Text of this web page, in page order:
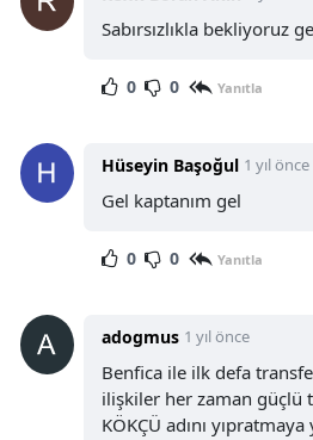
Sabırsızlıkla bekliyoruz
0 0 Yanıtla
Hüseyin Başoğul 1 yıl önce
Gel kaptanım gel
0 0 Yanıtla
adogmus 1 yıl önce
Benfica ile ilk defa
ilişkiler her zaman güçlü
KÖKÇÜ adını